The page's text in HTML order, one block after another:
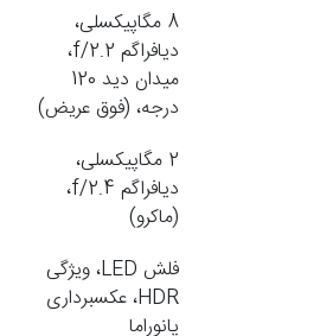
8 مگاپیکسلی،
دیافراگم f/2.2،
میدان دید 120
درجه، (فوق عریض)
2 مگاپیکسلی،
دیافراگم f/2.4،
(ماکرو)
فلش LED، ویژگی
HDR، عکسبرداری
پانوراما